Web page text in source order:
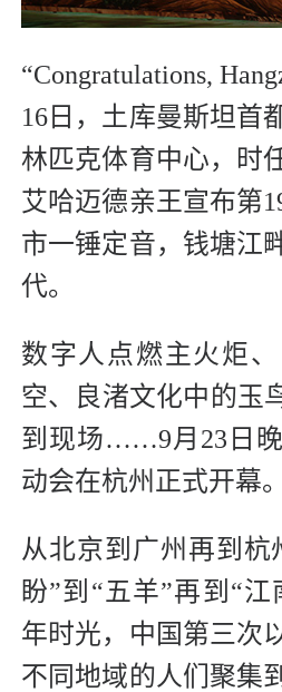
“Congratulations,
16日，土库曼斯坦首
林匹克体育中心，时
艾哈迈德亲王宣布第
市一锤定音，钱塘江
代。
数字人点燃主火炬
空、良渚文化中的玉
到现场……9月23日
动会在杭州正式开幕。
从北京到广州再到杭
盼”到“五羊”再到“
年时光，中国第三次
不同地域的人们聚集